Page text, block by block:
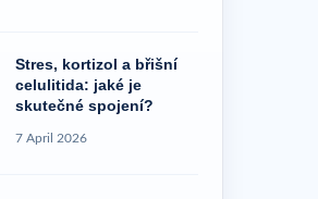
Stres, kortizol a břišní
celulitida: jaké je
skutečné spojení?
7 April 2026